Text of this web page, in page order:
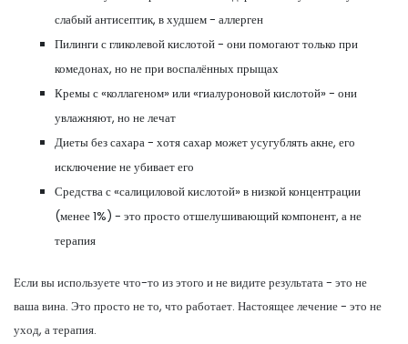
слабый антисептик, в худшем - аллерген
Пилинги с гликолевой кислотой - они помогают только при
комедонах, но не при воспалённых прыщах
Кремы с «коллагеном» или «гиалуроновой кислотой» - они
увлажняют, но не лечат
Диеты без сахара - хотя сахар может усугублять акне, его
исключение не убивает его
Средства с «салициловой кислотой» в низкой концентрации
(менее 1%) - это просто отшелушивающий компонент, а не
терапия
Если вы используете что-то из этого и не видите результата - это не
ваша вина. Это просто не то, что работает. Настоящее лечение - это не
уход, а терапия.